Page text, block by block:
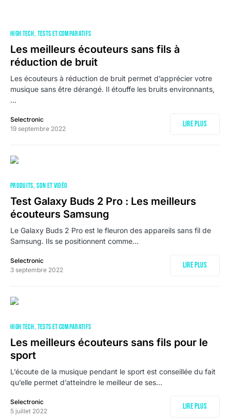
HIGH TECH TESTS ET COMPARATIFS
Les meilleurs écouteurs sans fils à
réduction de bruit
Les écouteurs à réduction de bruit permet d’apprécier votre
musique sans être dérangé. Il étouffe les bruits environnants,
…
Selectronic
19 septembre 2022
Lire plus
PRODUITS SON ET VIDÉO
Test Galaxy Buds 2 Pro : Les meilleurs
écouteurs Samsung
Le Galaxy Buds 2 Pro est le fleuron des appareils sans fil de
Samsung. Ils se positionnent comme…
Selectronic
3 septembre 2022
Lire plus
HIGH TECH TESTS ET COMPARATIFS
Les meilleurs écouteurs sans fils pour le
sport
L’écoute de la musique pendant le sport est conseillée du fait
qu’elle permet d’atteindre le meilleur de ses…
Selectronic
5 juillet 2022
Lire plus